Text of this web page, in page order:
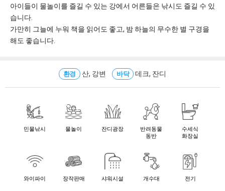
아이들이 물놀이를 즐길 수 있는 강에서 어른들은 낚시도 즐길 수 있
습니다.
가만히 그늘에 누워 책을 읽어도 좋고, 밤 하늘의 무수한 별 구경을
해도 좋습니다.
환경 산, 강변 바닥 데크, 잔디
민물낚시 물놀이 잔디광장
반려동물
동반
수세식
화장실
와이파이 장작판매 샤워시설 개수대 전기